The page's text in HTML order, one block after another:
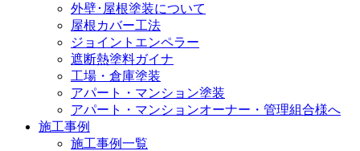
外壁･屋根塗装について
屋根カバー工法
ジョイントエンペラー
遮断熱塗料ガイナ
工場・倉庫塗装
アパート・マンション塗装
アパート・マンションオーナー・管理組合様へ
施工事例
施工事例一覧